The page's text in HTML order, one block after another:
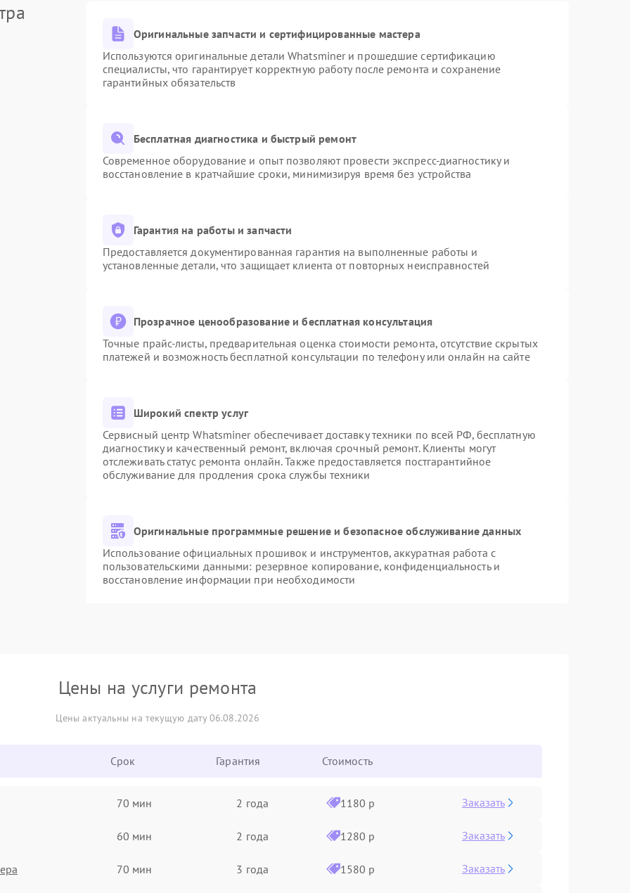
Оригинальные запчасти и сертифицированные мастера
Используются оригинальные детали Whatsminer и прошедшие сертификацию
специалисты, что гарантирует корректную работу после ремонта и сохранение
гарантийных обязательств
Бесплатная диагностика и быстрый ремонт
Современное оборудование и опыт позволяют провести экспресс-диагностику и
восстановление в кратчайшие сроки, минимизируя время без устройства
Гарантия на работы и запчасти
Предоставляется документированная гарантия на выполненные работы и
установленные детали, что защищает клиента от повторных неисправностей
Прозрачное ценообразование и бесплатная консультация
Точные прайс-листы, предварительная оценка стоимости ремонта, отсутствие скрытых
платежей и возможность бесплатной консультации по телефону или онлайн на сайте
Широкий спектр услуг
Сервисный центр Whatsminer обеспечивает доставку техники по всей РФ, бесплатную
диагностику и качественный ремонт, включая срочный ремонт. Клиенты могут
отслеживать статус ремонта онлайн. Также предоставляется постгарантийное
обслуживание для продления срока службы техники
Оригинальные программные решение и безопасное обслуживание данных
Использование официальных прошивок и инструментов, аккуратная работа с
пользовательскими данными: резервное копирование, конфиденциальность и
восстановление информации при необходимости
Цены на услуги ремонта
Цены актуальны на текущую дату 06.08.2026
Срок Гарантия Стоимость
70 мин 2 года 1180 р Заказать
60 мин 2 года 1280 р Заказать
70 мин 3 года 1580 р Заказать